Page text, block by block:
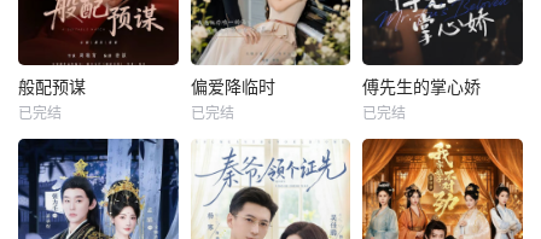
般配预谋
已完结
偏爱降临时
已完结
傅先生的掌心娇
已完结